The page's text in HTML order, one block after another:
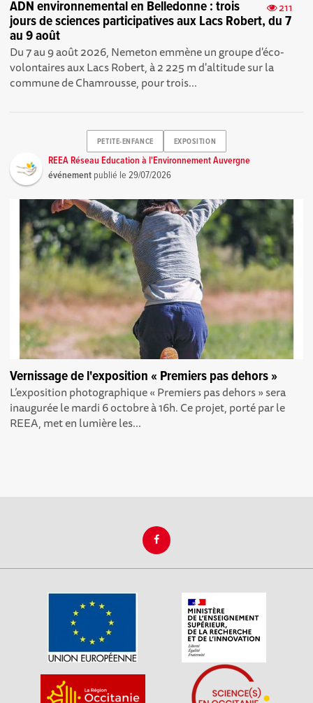
211
ADN environnemental en Belledonne : trois
jours de sciences participatives aux Lacs Robert, du 7
au 9 août
Du 7 au 9 août 2026, Nemeton emmène un groupe d'éco-
volontaires aux Lacs Robert, à 2 225 m d'altitude sur la
commune de Chamrousse, pour trois...
PETITE-ENFANCE EXPOSITION
REEA Réseau Education à l'Environnement Auvergne
événement publié le29/07/2026
Vernissage de l'exposition « Premiers pas dehors »
L’exposition photographique « Premiers pas dehors » sera
inaugurée le mardi 6 octobre à 16h. Ce projet, porté par le
REEA, met en lumière les...